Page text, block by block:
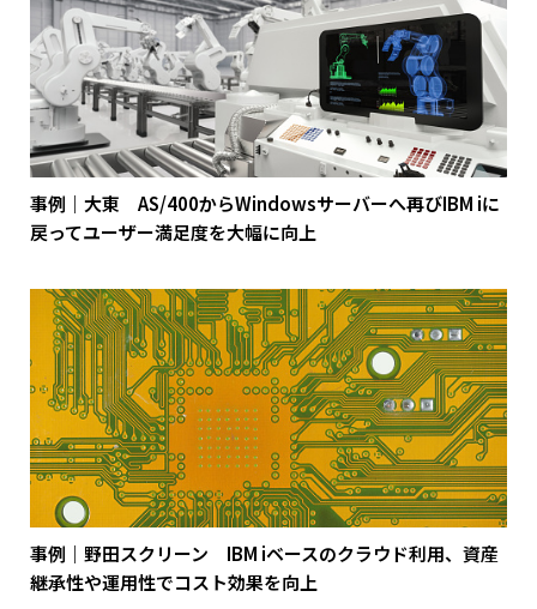
事例｜大東 AS/400からWindowsサーバーへ再びIBM iに
戻ってユーザー満足度を大幅に向上
事例｜野田スクリーン IBM iベースのクラウド利用、資産
継承性や運用性でコスト効果を向上